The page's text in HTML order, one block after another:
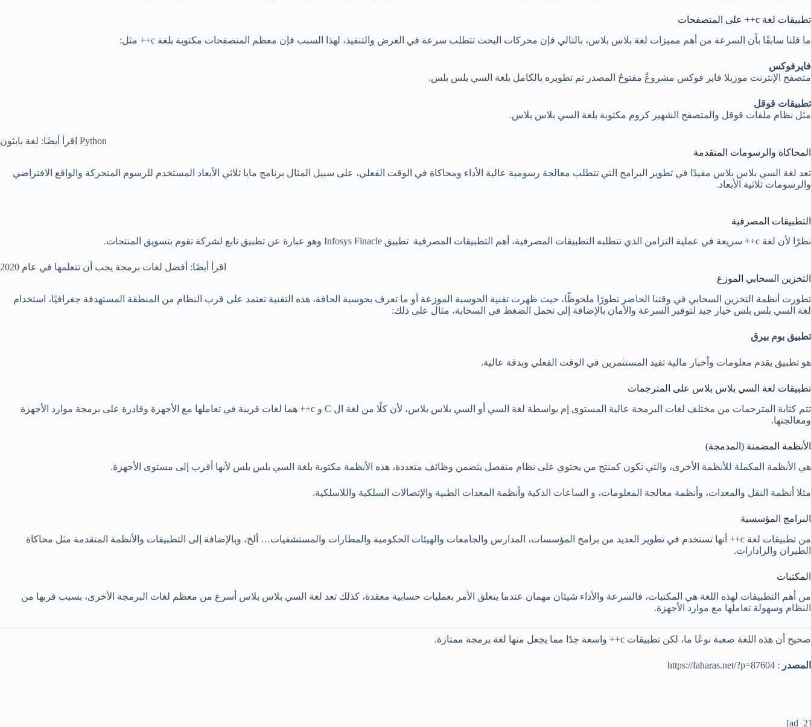
تطبيقات لغة c++ على المتصفحات
ما قلنا سابقًا بأن السرعة من أهم مميزات لغة بلاس بلاس، بالتالي فإن محركات البحث تتطلب سرعة في العرض والتنفيذ، لهذا السبب فإن معظم المتصفحات مكتوبة بلغة c++ مثل:
فايرفوكس
متصفح الإنترنت موزيلا فاير فوكس مشروعٌ مفتوحُ المصدر تم تطويره بالكامل بلغة السي بلس بلس.
تطبيقات قوقل
مثل نظام ملفات قوقل والمتصفح الشهير كروم مكتوبة بلغة السي بلاس بلاس.
اقرأ أيضًا: لغة بايثون Python
المحاكاة والرسومات المتقدمة
تعد لغة السي بلاس بلاس مفيدًا في تطوير البرامج التي تتطلب معالجة رسومية عالية الأداء ومحاكاة في الوقت الفعلي، على سبيل المثال برنامج مايا ثلاثي الأبعاد المستخدم للرسوم المتحركة والواقع الافتراضي
والرسومات ثلاثية الأبعاد.
التطبيقات المصرفية
نظرًا لأن لغة c++ سريعة في عملية التزامن الذي تتطلبه التطبيقات المصرفية، أهم التطبيقات المصرفية
تطبيق Infosys Finacle وهو عبارة عن تطبيق تابع لشركة تقوم بتسويق المنتجات.
اقرأ أيضًا: أفضل لغات برمجة يجب أن تتعلمها في عام 2020
التخزين السحابي الموزع
تطورت أنظمة التخزين السحابي في وقتنا الحاضر تطورًا ملحوظًا، حيث ظهرت تقنية الحوسبة الموزعة أو ما تعرف بحوسبة الحافة، هذه التقنية تعتمد على قرب النظام من المنطقة المستهدفة جغرافيًا، استخدام
لغة السي بلس بلس خيار جيد لتوفير السرعة والأمان بالإضافة إلى تحمل الضغط في السحابة، مثال على ذلك:
تطبيق بوم بيرق
هو تطبيق يقدم معلومات وأخبار مالية تفيد المستثمرين في الوقت الفعلي وبدقة عالية.
تطبيقات لغة السي بلاس بلاس على المترجمات
تتم كتابة المترجمات من مختلف لغات البرمجة عالية المستوى إم بواسطة لغة السي أو السي بلاس بلاس، لأن كلًا من لغة ال C و c++ هما لغات قريبة في تعاملها مع الأجهزة وقادرة على برمجة موارد الأجهزة
ومعالجتها.
الأنظمة المضمنة (المدمجة)
هي الأنظمة المكملة للأنظمة الأخرى، والتي تكون كمنتج من يحتوي على نظام منفصل يتضمن وظائف متعددة، هذه الأنظمة مكتوبة بلغة السي بلس بلس لأنها أقرب إلى مستوى الأجهزة.
مثلا أنظمة النقل والمعدات، وأنظمة معالجة المعلومات، و الساعات الذكية وأنظمة المعدات الطبية والإتصالات السلكية واللاسلكية.
البرامج المؤسسية
من تطبيقات لغة c++ أنها تستخدم في تطوير العديد من برامج المؤسسات، المدارس والجامعات والهيئات الحكومية والمطارات والمستشفيات… ألخ، وبالإضافة إلى التطبيقات والأنظمة المتقدمة مثل محاكاة
الطيران والرادارات.
المكتبات
من أهم التطبيقات لهذه اللغة هي المكتبات، فالسرعة والأداء شيئان مهمان عندما يتعلق الأمر بعمليات حسابية معقدة، كذلك تعد لغة السي بلاس بلاس أسرع من معظم لغات البرمجة الأخرى، بسبب قربها من
النظام وسهولة تعاملها مع موارد الأجهزة.
صحيح أن هذه اللغة صعبة نوعًا ما، لكن تطبيقات c++ واسعة جدًا مما يجعل منها لغة برمجة ممتازة.
المصدر : https://faharas.net/?p=87604
[ad_2]